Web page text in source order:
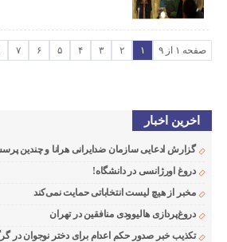
صفحه ۱ از ۹ ۱ ۲ ۳ ۴ ۵ ۶ ۷
اخرین اخبار
گزارش ادعایی سازمان ضدایرانی هرانا و چندین
دروغ اورژانسی در دانشگاه!
مخبر از هیچ لیست انتخاباتی حمایت نمی‌کند
دروغ‌پردازی هالیوودی منافقین در تهران
تکذیب خبر صدور حکم اعدام برای دختر نوجوان در